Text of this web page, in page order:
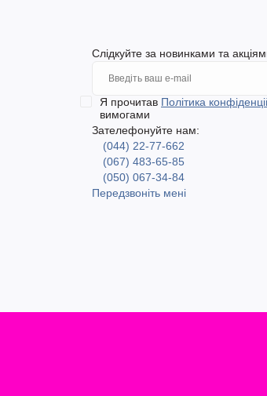
Слідкуйте за новинками та
Я прочитав Політика
вимогами
Зателефонуйте нам:
(044) 22-77-662
(067) 483-65-85
(050) 067-34-84
Передзвоніть мені